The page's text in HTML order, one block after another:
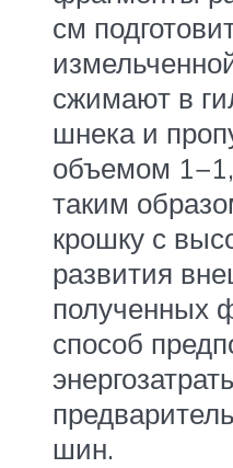
см
сжимают в
шнека и
объемом
таким
крошку с
развития
полученных
способ
шин.